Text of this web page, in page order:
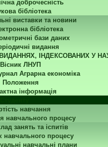
бібліотека
виставки та новини
бібліотека
бази даних
видання
ІНДЕКСОВАНИХ У
Вісник ЛНУП
Аграрна економіка
Положення
інформація
навчання
навчального процесу
занять та іспитів
навчального процесу
навчальні плани